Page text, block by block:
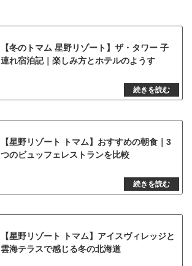
【冬のトマム 星野リゾート】ザ・タワー 子
連れ宿泊記｜楽しみ方とホテルのようす
【星野リゾート トマム】おすすめの朝食｜3
つのビュッフェレストランを比較
【星野リゾート トマム】アイスヴィレッジと
雲海テラスで感じる冬の北海道